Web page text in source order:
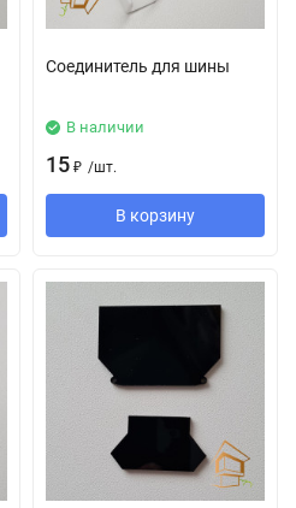
Соединитель для шины
В наличии
15 ₽ /шт.
В корзину